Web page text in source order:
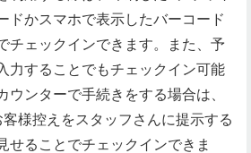
ドかスマホで表示したバーコード
チェックインできます。また、予
力することでもチェックイン可能
ウンターで手続きをする場合は、
様控えをスタッフさんに提示する
せることでチェックインできま